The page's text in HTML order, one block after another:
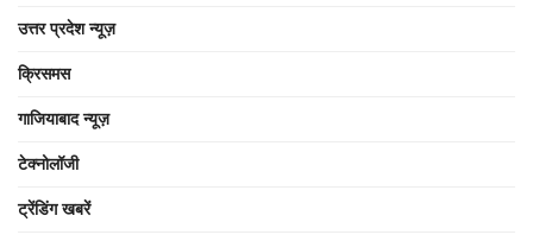
उत्तर प्रदेश न्यूज़
क्रिसमस
गाजियाबाद न्यूज़
टेक्नोलॉजी
ट्रेंडिंग खबरें